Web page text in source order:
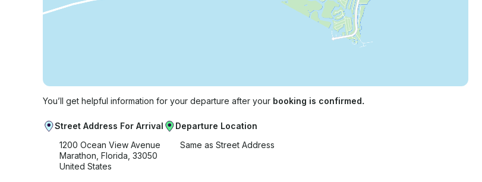
You’ll get helpful information for your departure after your booking is confirmed.
Street Address For Arrival
1200 Ocean View Avenue
Marathon, Florida, 33050
United States
Departure Location
Same as Street Address